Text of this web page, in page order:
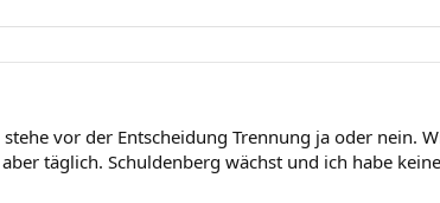
vor der Entscheidung Trennung ja oder nein.
täglich. Schuldenberg wächst und ich habe